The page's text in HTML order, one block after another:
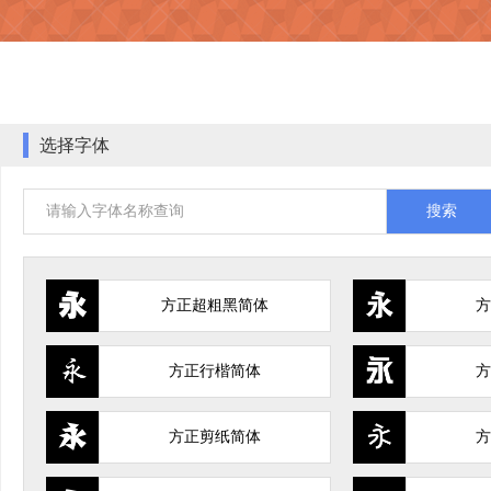
选择字体
请输入字体名称查询 搜索
方正超粗黑简体
方正行楷简体
方正剪纸简体